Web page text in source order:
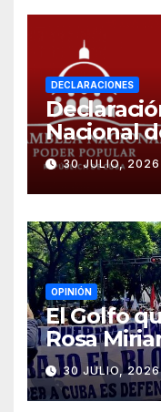
DECLARACIONES
Nacional
¡Cesen el
el castigo
cubano!
30 JULIO, 2026
OPINIÓN
El Golfo
Rosa
30 JULIO,